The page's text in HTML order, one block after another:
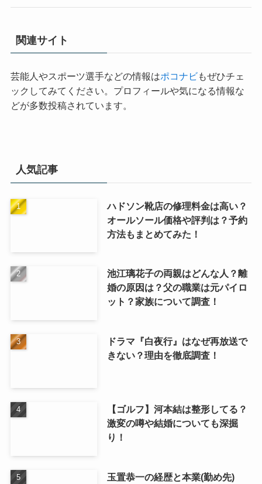
関連サイト
芸能人やスポーツ選手などの情報はポコナビもぜひチェ
ックしてみてください。プロフィールや気になる情報な
どが多数投稿されています。
人気記事
ハドソン靴店の修理料金は高い？
オールソール価格や評判は？予約
方法もまとめてみた！
池江璃花子の両親はどんな人？離
婚の原因は？父の職業は元パイロ
ット？家族について調査！
ドラマ『白夜行』はなぜ再放送で
きない？理由を徹底調査！
【ゴルフ】河本結は整形してる？
激変の噂や結婚についても深掘
り！
玉置恭一の経歴と本業(勤め先)